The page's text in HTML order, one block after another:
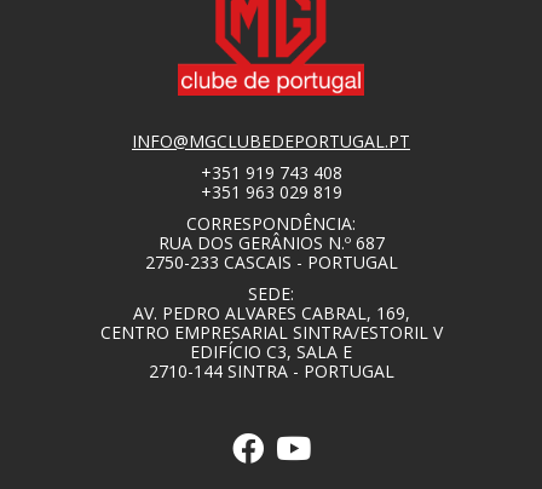
INFO@MGCLUBEDEPORTUGAL.PT
+351 919 743 408
+351 963 029 819
CORRESPONDÊNCIA:
RUA DOS GERÂNIOS N.º 687
2750-233 CASCAIS - PORTUGAL
SEDE:
AV. PEDRO ALVARES CABRAL, 169,
CENTRO EMPRESARIAL SINTRA/ESTORIL V
EDIFÍCIO C3, SALA E
2710-144 SINTRA - PORTUGAL